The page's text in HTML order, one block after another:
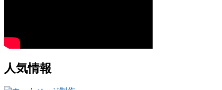
人気情報